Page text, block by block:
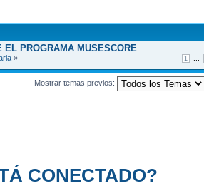
EL PROGRAMA MUSESCORE
1
»
Mostrar temas previos:
CONECTADO?